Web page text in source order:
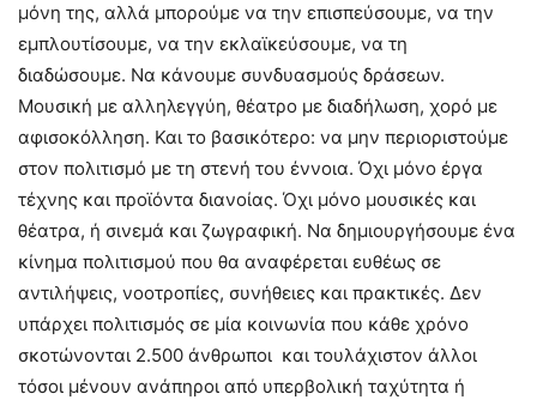
μόνη της, αλλά μπορούμε να την επισπεύσουμε, να την
εμπλουτίσουμε, να την εκλαϊκεύσουμε, να τη
διαδώσουμε. Να κάνουμε συνδυασμούς δράσεων.
Μουσική με αλληλεγγύη, θέατρο με διαδήλωση, χορό με
αφισοκόλληση. Και το βασικότερο: να μην περιοριστούμε
στον πολιτισμό με τη στενή του έννοια. Όχι μόνο έργα
τέχνης και προϊόντα διανοίας. Όχι μόνο μουσικές και
θέατρα, ή σινεμά και ζωγραφική. Να δημιουργήσουμε ένα
κίνημα πολιτισμού που θα αναφέρεται ευθέως σε
αντιλήψεις, νοοτροπίες, συνήθειες και πρακτικές. Δεν
υπάρχει πολιτισμός σε μία κοινωνία που κάθε χρόνο
σκοτώνονται 2.500 άνθρωποι και τουλάχιστον άλλοι
τόσοι μένουν ανάπηροι από υπερβολική ταχύτητα ή